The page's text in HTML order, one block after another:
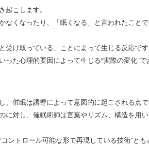
こします。
くなったり、「眠くなる」と言われたこと
け取っている」ことによって生じる反応です
た心理的要因によって生じる“実際の変化”で
催眠は誘導によって意図的に起こされる点で
対し、催眠術師は言葉やリズム、構造を用
ントロール可能な形で再現している技術”とも